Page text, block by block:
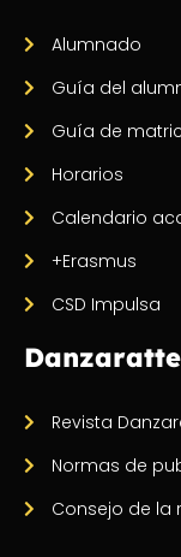
Alumnado
Guía del
Guía de
Horarios
Calendario
+Erasmus
CSD Impulsa
Danzaratte
Revista
Normas de
Consejo de la